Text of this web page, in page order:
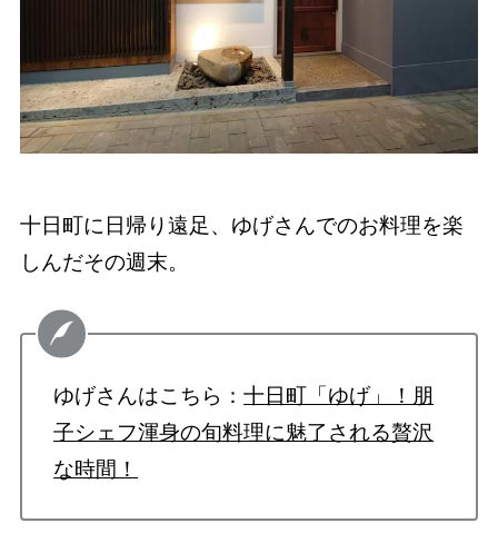
十日町に日帰り遠足、ゆげさんでのお料理を楽
しんだその週末。
ゆげさんはこちら：十日町「ゆげ」！朋
子シェフ渾身の旬料理に魅了される贅沢
な時間！